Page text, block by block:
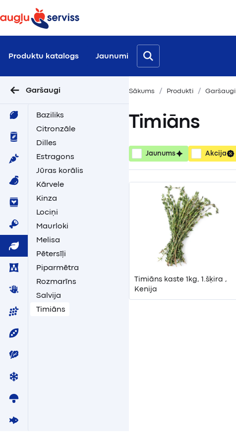
Produktu katalogs Jaunumi
Garšaugi
Baziliks
Citronzāle
Dilles
Estragons
Jūras korālis
Kārvele
Kinza
Lociņi
Maurloki
Melisa
Pētersīļi
Piparmētra
Rozmarīns
Salvija
Timiāns
Sākums Produkti Garšaugi
Timiāns
Jaunums Akcija
Timiāns kaste 1kg, 1.šķira ,
Kenija